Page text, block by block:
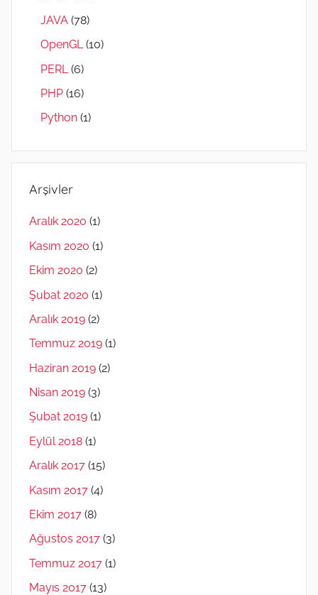
JAVA (78)
OpenGL(10)
PERL (6)
PHP (16)
Python (1)
Arşivler
Aralık 2020 (1)
Kasım 2020 (1)
Ekim 2020 (2)
Şubat 2020 (1)
Aralık 2019 (2)
Temmuz 2019 (1)
Haziran 2019 (2)
Nisan 2019 (3)
Şubat 2019 (1)
Eylül 2018 (1)
Aralık 2017 (15)
Kasım 2017 (4)
Ekim 2017 (8)
Ağustos 2017 (3)
Temmuz 2017 (1)
Mayıs 2017 (13)